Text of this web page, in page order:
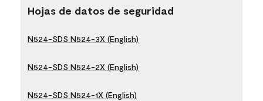
Hojas de datos de seguridad
N524-SDS N524-3X (English)
N524-SDS N524-2X (English)
N524-SDS N524-1X (English)